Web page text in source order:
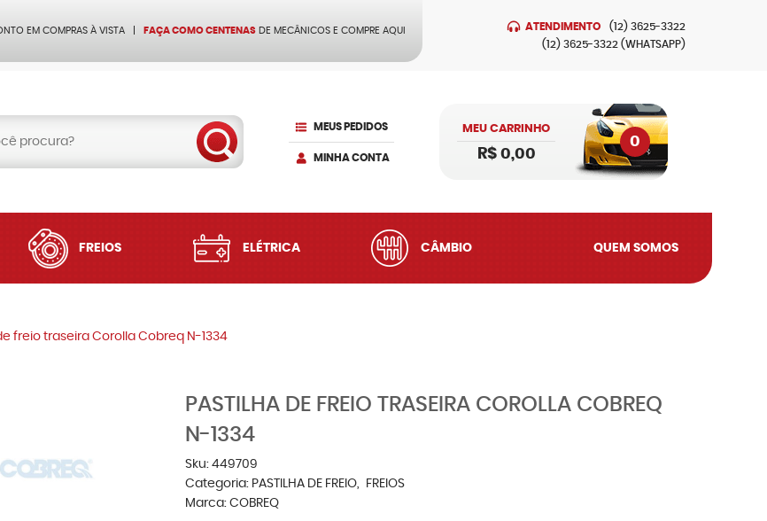
EM COMPRAS À VISTA FAÇA COMO CENTENAS DE MECÂNICOS E COMPRE AQUI ATENDIMENTO (12) 3625-3322
(12) 3625-3322 (WHATSAPP)
MEUS PEDIDOS
MINHA CONTA
MEU CARRINHO
0
R$ 0,00
FREIOS ELÉTRICA CÂMBIO QUEM SOMOS
freio traseira Corolla Cobreq N-1334
PASTILHA DE FREIO TRASEIRA COROLLA COBREQ
N-1334
Sku: 449709
Categoria: PASTILHA DE FREIO
FREIOS
Marca: COBREQ